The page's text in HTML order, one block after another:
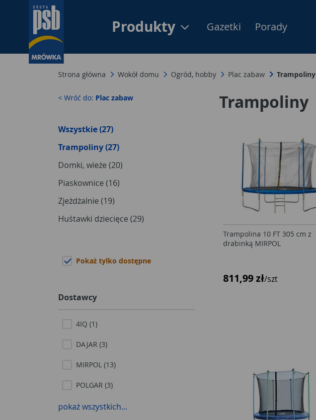
Produkty Gazetki Porady
Strona główna Wokół domu Ogród, hobby Plac zabaw Trampoliny
< Wróć do: Plac zabaw
Wszystkie (27)
Trampoliny (27)
Domki, wieże (20)
Piaskownice (16)
Zjeżdżalnie (19)
Huśtawki dziecięce (29)
Pokaż tylko dostępne
Dostawcy
4IQ (1)
DAJAR (3)
MIRPOL (13)
POLGAR (3)
VIMAR (5)
pokaż wszystkich...
Trampoliny
Trampolina 10 FT 305 cm z
drabinką MIRPOL
811,99 zł/szt